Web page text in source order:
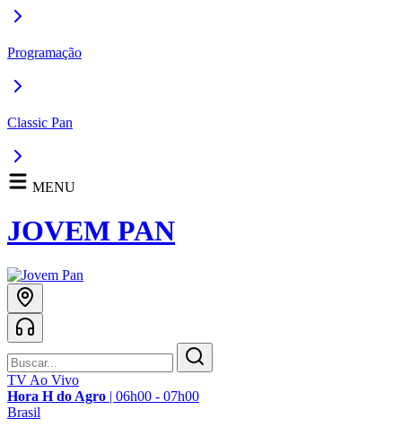
Programação
Classic Pan
MENU
JOVEM PAN
TV Ao Vivo
Hora H do Agro | 06h00 - 07h00
Brasil